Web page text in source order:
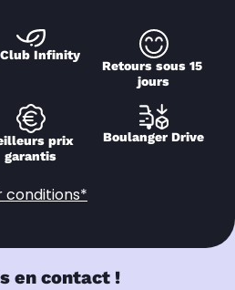
Infinity
Retours sous 15
jours
prix
garantis
Boulanger Drive
conditions*
en contact !